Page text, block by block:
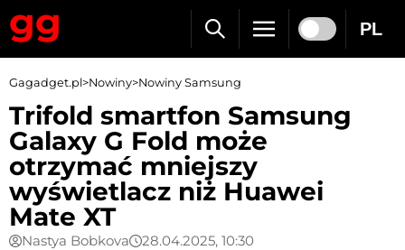
PL
Gagadget.pl>Nowiny>Nowiny Samsung
Trifold smartfon Samsung
Galaxy G Fold może
otrzymać mniejszy
wyświetlacz niż Huawei
Mate XT
Nastya Bobkova 28.04.2025, 10:30